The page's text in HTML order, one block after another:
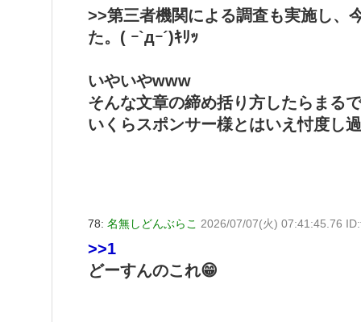
>>第三者機関による調査も実施し、
た。( ｰ`дｰ´)ｷﾘｯ
いやいやwww
そんな文章の締め括り方したらまる
いくらスポンサー様とはいえ忖度し
78: 名無しどんぶらこ 2026/07/07(火) 07:41:45.76
>>1
どーすんのこれ😁